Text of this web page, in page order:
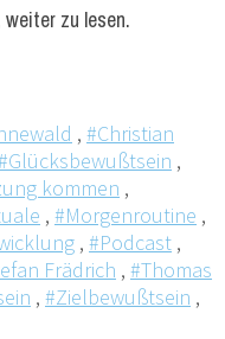
zu lesen.
, #Christian
,
kommen ,
, #Morgenroutine ,
, #Podcast ,
Frädrich , #Thomas
, #Zielbewußtsein ,